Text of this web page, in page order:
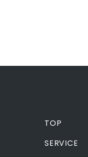
ン
TOP
SERVICE